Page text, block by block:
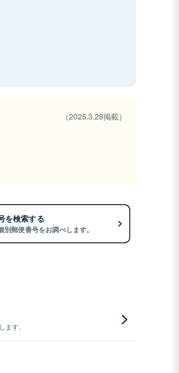
（2025.3.28掲載）
を検索する
郵便番号をお調べします。
す。